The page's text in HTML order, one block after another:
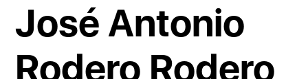
José Antonio
Rodero Rodero